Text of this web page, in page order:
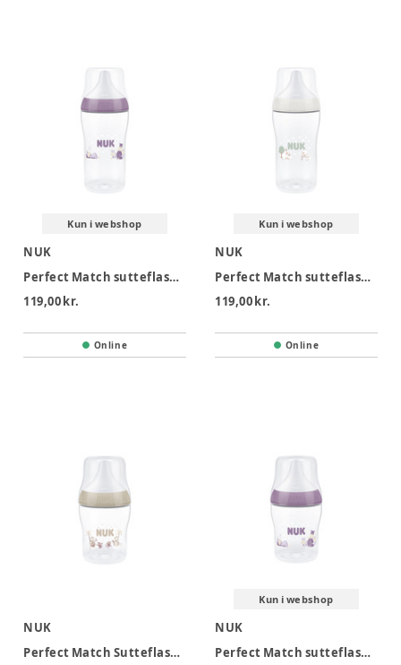
Kun i webshop
NUK
Perfect Match sutteflaske 260 ml, Hippo
119,00 kr.
Online
Kun i webshop
NUK
Perfect Match sutteflaske 260 ml, Sheep
119,00 kr.
Online
NUK
Perfect Match Sutteflaske 150 ml - Monkey
Kun i webshop
NUK
Perfect Match sutteflaske 150 ml, Hippo